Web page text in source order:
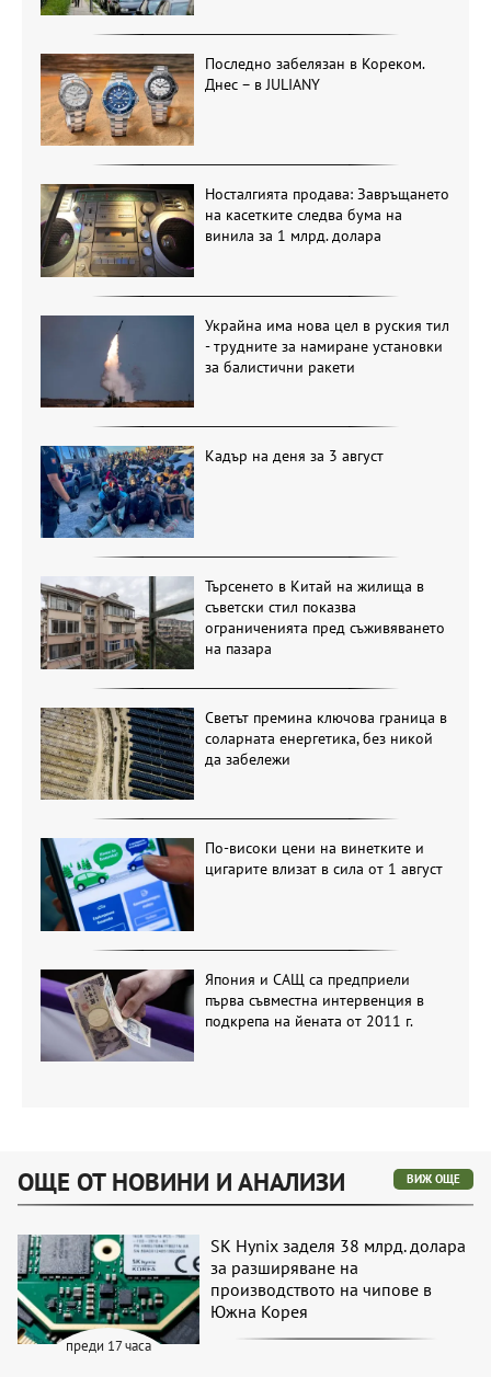
Последно забелязан в Кореком.
Днес – в JULIANY
Носталгията продава: Завръщането
на касетките следва бума на
винила за 1 млрд. долара
Украйна има нова цел в руския тил
- трудните за намиране установки
за балистични ракети
Кадър на деня за 3 август
Търсенето в Китай на жилища в
съветски стил показва
ограниченията пред съживяването
на пазара
Светът премина ключова граница в
соларната енергетика, без никой
да забележи
По-високи цени на винетките и
цигарите влизат в сила от 1 август
Япония и САЩ са предприели
първа съвместна интервенция в
подкрепа на йената от 2011 г.
ОЩЕ ОТ НОВИНИ И АНАЛИЗИ ВИЖ ОЩЕ
преди 17 часа
SK Hynix заделя 38 млрд. долара
за разширяване на
производството на чипове в
Южна Корея